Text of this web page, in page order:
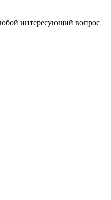
интересующий вопрос